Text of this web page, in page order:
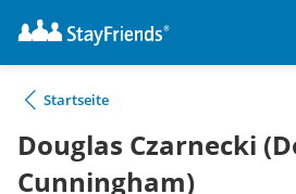
Startseite
Douglas Czarnecki
Cunningham)